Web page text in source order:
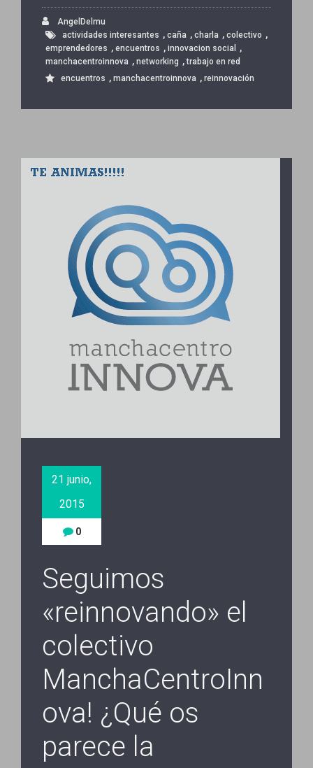
AngelDelmu
actividades interesantes , caña , charla , colectivo ,
emprendedores , encuentros , innovacion social ,
manchacentroinnova , networking ,trabajo en red
encuentros , manchacentroinnova , reinnovación
21 junio,
2015
0
Seguimos
«reinnovando» el
colectivo
ManchaCentroInn
ova! ¿Qué os
parece la